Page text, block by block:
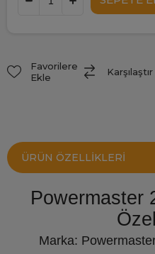
Favorilere
Ekle
Karşılaştır
ÜRÜN ÖZELLIKLERI
Powermaster
Marka: